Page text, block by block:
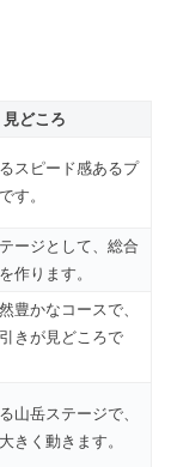
見どころ
スピード感あるプ
す。
ージとして、総合
作ります。
豊かなコースで、
きが見どころで
山岳ステージで、
きく動きます。